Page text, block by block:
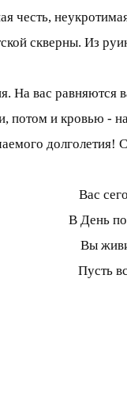
скверны. Из
На вас
потом и кровью -
долголетия!
Вас
В День
Вы
Пусть